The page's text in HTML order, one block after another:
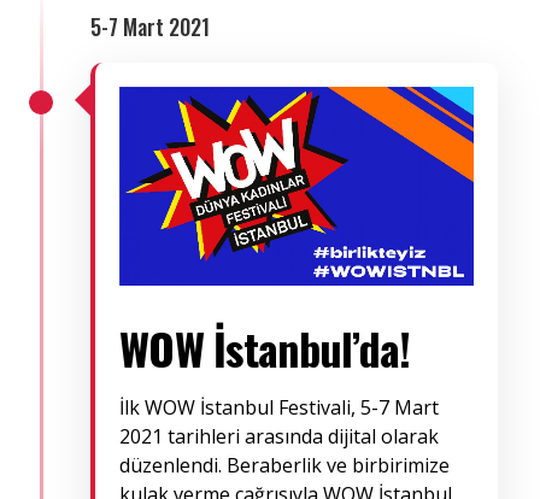
5-7 Mart 2021
WOW İstanbul’da!
İlk WOW İstanbul Festivali, 5-7 Mart
2021 tarihleri arasında dijital olarak
düzenlendi. Beraberlik ve birbirimize